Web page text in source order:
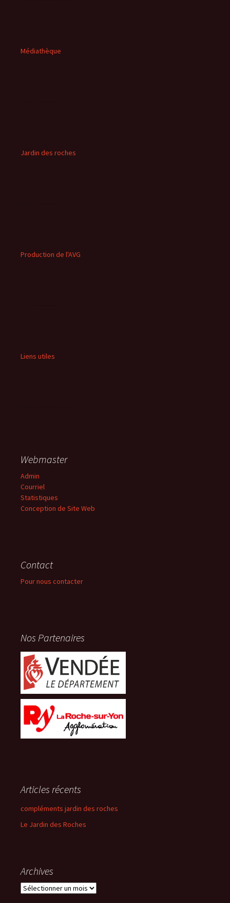
Médiathèque
Jardin des roches
Production de l'AVG
Liens utiles
Webmaster
Admin
Courriel
Statistiques
Conception de Site Web
Contact
Pour nous contacter
Nos Partenaires
Articles récents
compléments jardin des roches
Le Jardin des Roches
Archives
Archives